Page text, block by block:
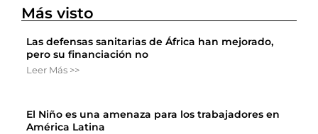
Más visto
Las defensas sanitarias de África han mejorado,
pero su financiación no
Leer Más >>
El Niño es una amenaza para los trabajadores en
América Latina